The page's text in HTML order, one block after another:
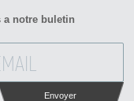
a notre buletin
Envoyer